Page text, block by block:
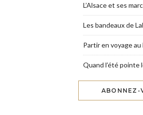
L’Alsace et ses
Les bandeaux de
Partir en voyage
Quand l’été pointe
ABONNEZ-